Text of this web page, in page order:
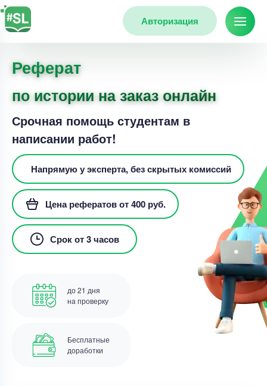
Авторизация
Реферат
по истории на заказ онлайн
Срочная помощь студентам в
написании работ!
Напрямую у эксперта, без скрытых комиссий
Цена рефератов от 400 руб.
Срок от 3 часов
до 21 дня
на проверку
Бесплатные
доработки